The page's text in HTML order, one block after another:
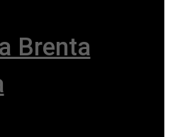
Brenta